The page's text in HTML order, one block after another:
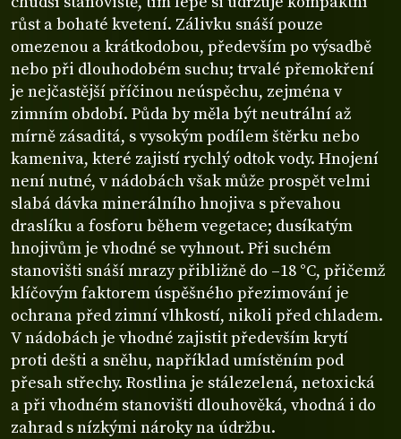
růst a bohaté kvetení. Zálivku snáší pouze
omezenou a krátkodobou, především po výsadbě
nebo při dlouhodobém suchu; trvalé přemokření
je nejčastější příčinou neúspěchu, zejména v
zimním období. Půda by měla být neutrální až
mírně zásaditá, s vysokým podílem štěrku nebo
kameniva, které zajistí rychlý odtok vody. Hnojení
není nutné, v nádobách však může prospět velmi
slabá dávka minerálního hnojiva s převahou
draslíku a fosforu během vegetace; dusíkatým
hnojivům je vhodné se vyhnout. Při suchém
stanovišti snáší mrazy přibližně do –18 °C, přičemž
klíčovým faktorem úspěšného přezimování je
ochrana před zimní vlhkostí, nikoli před chladem.
V nádobách je vhodné zajistit především krytí
proti dešti a sněhu, například umístěním pod
přesah střechy. Rostlina je stálezelená, netoxická
a při vhodném stanovišti dlouhověká, vhodná i do
zahrad s nízkými nároky na údržbu.